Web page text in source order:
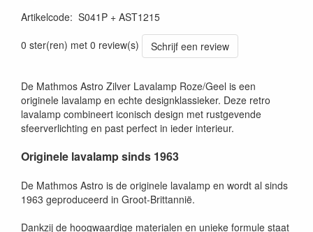
Artikelcode: S041P + AST1215
0 ster(ren) met 0 review(s)
Schrijf een review
De Mathmos Astro Zilver Lavalamp Roze/Geel is een
originele lavalamp en echte designklassieker. Deze retro
lavalamp combineert iconisch design met rustgevende
sfeerverlichting en past perfect in ieder interieur.
Originele lavalamp sinds 1963
De Mathmos Astro is de originele lavalamp en wordt al sinds
1963 geproduceerd in Groot-Brittannië.
Dankzij de hoogwaardige materialen en unieke formule staat